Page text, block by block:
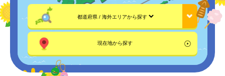
現在地から探す